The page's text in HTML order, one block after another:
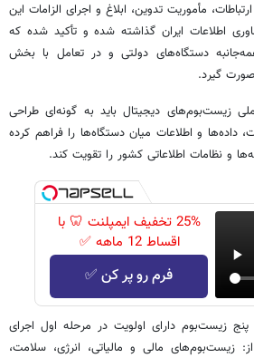
مأموریت تدوین، ابلاغ و اجرای الزامات این
اطلاعات ایران گذاشته شده و تأکید شده که
دستگاه‌های دولتی و در تعامل با بخش
گیرد.
زیست‌بوم‌های دیجیتال باید به گونه‌ای طراحی
داده‌ها و اطلاعات میان دستگاه‌ها را فراهم کرده
و نظامات اطلاعاتی کشور را تقویت کند.
25% تخفیف ایمپلنت 🦷 با
اقساط 12 ماهه ✅
فرم رو پر کن ✅
زیست‌بوم دارای اولویت در مرحله اول اجرای
زیست‌بوم‌های مالی و مالیاتی، انرژی، سلامت،